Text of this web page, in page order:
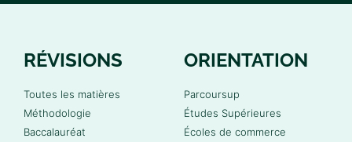
RÉVISIONS
Toutes les matières
Méthodologie
Baccalauréat
ORIENTATION
Parcoursup
Études Supérieures
Écoles de commerce